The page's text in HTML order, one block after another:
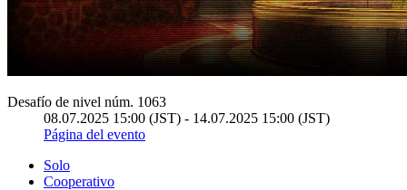
Desafío de nivel núm. 1063
08.07.2025 15:00 (JST) - 14.07.2025 15:00 (JST)
Página del evento
Solo
Cooperativo